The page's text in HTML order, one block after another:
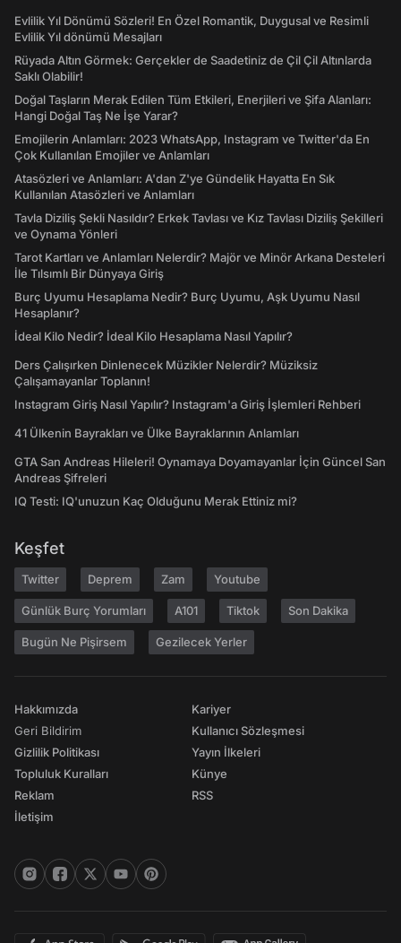
Evlilik Yıl Dönümü Sözleri! En Özel Romantik, Duygusal ve Resimli
Evlilik Yıl dönümü Mesajları
Rüyada Altın Görmek: Gerçekler de Saadetiniz de Çil Çil Altınlarda
Saklı Olabilir!
Doğal Taşların Merak Edilen Tüm Etkileri, Enerjileri ve Şifa Alanları:
Hangi Doğal Taş Ne İşe Yarar?
Emojilerin Anlamları: 2023 WhatsApp, Instagram ve Twitter'da En
Çok Kullanılan Emojiler ve Anlamları
Atasözleri ve Anlamları: A'dan Z'ye Gündelik Hayatta En Sık
Kullanılan Atasözleri ve Anlamları
Tavla Diziliş Şekli Nasıldır? Erkek Tavlası ve Kız Tavlası Diziliş Şekilleri
ve Oynama Yönleri
Tarot Kartları ve Anlamları Nelerdir? Majör ve Minör Arkana Desteleri
İle Tılsımlı Bir Dünyaya Giriş
Burç Uyumu Hesaplama Nedir? Burç Uyumu, Aşk Uyumu Nasıl
Hesaplanır?
İdeal Kilo Nedir? İdeal Kilo Hesaplama Nasıl Yapılır?
Ders Çalışırken Dinlenecek Müzikler Nelerdir? Müziksiz
Çalışamayanlar Toplanın!
Instagram Giriş Nasıl Yapılır? Instagram'a Giriş İşlemleri Rehberi
41 Ülkenin Bayrakları ve Ülke Bayraklarının Anlamları
GTA San Andreas Hileleri! Oynamaya Doyamayanlar İçin Güncel San
Andreas Şifreleri
IQ Testi: IQ'unuzun Kaç Olduğunu Merak Ettiniz mi?
Keşfet
Twitter Deprem Zam Youtube
Günlük Burç Yorumları A101 Tiktok Son Dakika
Bugün Ne Pişirsem Gezilecek Yerler
Hakkımızda
Geri Bildirim
Gizlilik Politikası
Topluluk Kuralları
Reklam
İletişim
Kariyer
Kullanıcı Sözleşmesi
Yayın İlkeleri
Künye
RSS